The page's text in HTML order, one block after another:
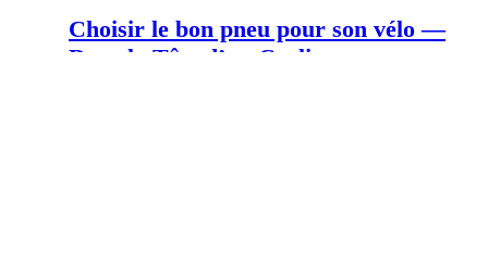
Choisir le bon pneu pour son vélo —
Dans la Tête d’un Cycliste